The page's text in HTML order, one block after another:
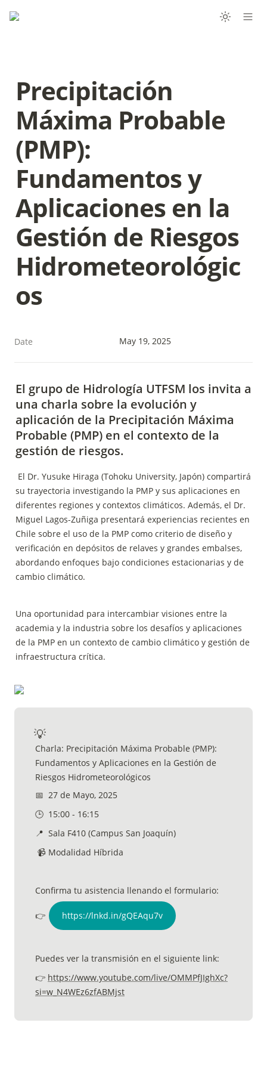
Precipitación
Máxima Probable
(PMP):
Fundamentos y
Aplicaciones en la
Gestión de Riesgos
Hidrometeorológic
os
Date May 19, 2025
El grupo de Hidrología UTFSM los invita a
una charla sobre la evolución y
aplicación de la Precipitación Máxima
Probable (PMP) en el contexto de la
gestión de riesgos.
su trayectoria investigando la PMP y sus aplicaciones en
diferentes regiones y contextos climáticos. Además, el Dr.
Miguel Lagos-Zuñiga presentará experiencias recientes en
Chile sobre el uso de la PMP como criterio de diseño y
verificación en depósitos de relaves y grandes embalses,
abordando enfoques bajo condiciones estacionarias y de
cambio climático.
Una oportunidad para intercambiar visiones entre la
academia y la industria sobre los desafíos y aplicaciones
de la PMP en un contexto de cambio climático y gestión de
infraestructura crítica.
💡
Charla: Precipitación Máxima Probable (PMP):
Fundamentos y Aplicaciones en la Gestión de
Riesgos Hidrometeorológicos
📅  27 de Mayo, 2025
🕒  15:00 - 16:15
📍  Sala F410 (Campus San Joaquín)
📹 Modalidad Híbrida
Confirma tu asistencia llenando el formulario:
👉 https://lnkd.in/gQEAqu7v
Puedes ver la transmisión en el siguiente link:
👉 https://www.youtube.com/live/OMMPfJIghXc?
si=w_N4WEz6zfABMjst